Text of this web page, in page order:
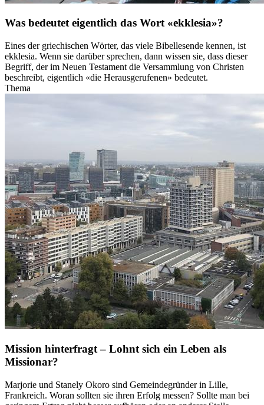
Was bedeutet eigentlich das Wort «ekklesia»?
Eines der griechischen Wörter, das viele Bibellesende kennen, ist
ekklesia. Wenn sie darüber sprechen, dann wissen sie, dass dieser
Begriff, der im Neuen Testament die Versammlung von Christen
beschreibt, eigentlich «die Herausgerufenen» bedeutet.
Thema
Mission hinterfragt – Lohnt sich ein Leben als
Missionar?
Marjorie und Stanely Okoro sind Gemeindegründer in Lille,
Frankreich. Woran sollten sie ihren Erfolg messen? Sollte man bei